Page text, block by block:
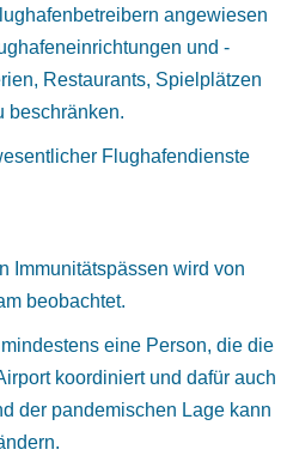
angewiesen
und -
Restaurants, Spielplätzen
beschränken.
Flughafendienste
Immunitätspässen wird von
beobachtet.
eine Person, die die
koordiniert und dafür auch
der pandemischen Lage kann